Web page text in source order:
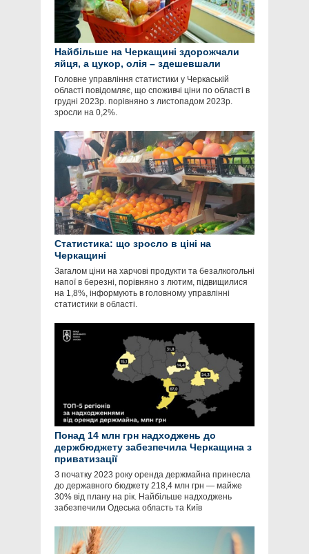
Найбільше на Черкащині здорожчали
яйця, а цукор, олія – здешевшали
Головне управління статистики у Черкаській
області повідомляє, що споживчі ціни по області в
грудні 2023р. порівняно з листопадом 2023р.
зросли на 0,2%.
Статистика: що зросло в ціні на
Черкащині
Загалом ціни на харчові продукти та безалкогольні
напої в березні, порівняно з лютим, підвищилися
на 1,8%, інформують в головному управлінні
статистики в області.
Понад 14 млн грн надходжень до
держбюджету забезпечила Черкащина з
приватизації
З початку 2023 року оренда держмайна принесла
до державного бюджету 218,4 млн грн — майже
30% від плану на рік. Найбільше надходжень
забезпечили Одеська область та Київ